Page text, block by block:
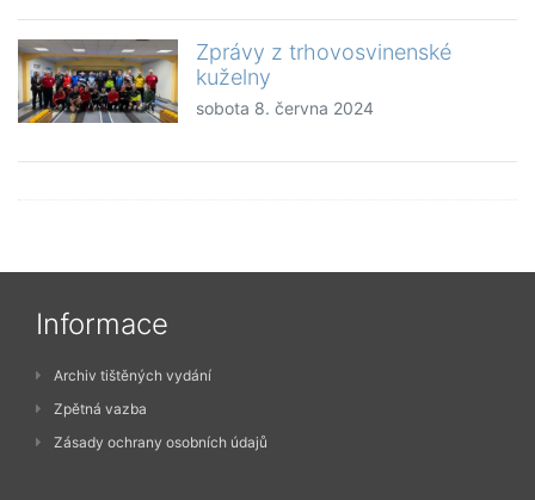
Zprávy z trhovosvinenské
kuželny
sobota 8. června 2024
Informace
Archiv tištěných vydání
Zpětná vazba
Zásady ochrany osobních údajů